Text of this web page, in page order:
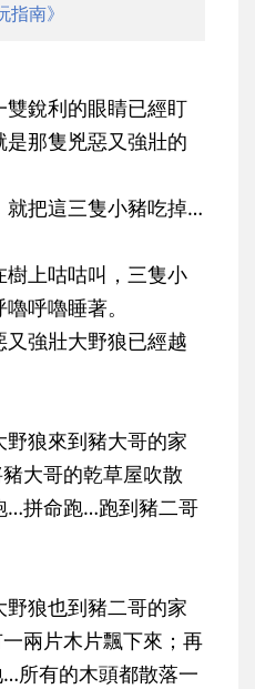
南》
銳利的眼睛已經盯
那隻兇惡又強壯的
就把這三隻小豬吃掉…
上咕咕叫，三隻小
呼嚕睡著。
強壯大野狼已經越
野狼來到豬大哥的家
大哥的乾草屋吹散
…拼命跑…跑到豬二哥
野狼也到豬二哥的家
兩片木片飄下來；再
所有的木頭都散落一